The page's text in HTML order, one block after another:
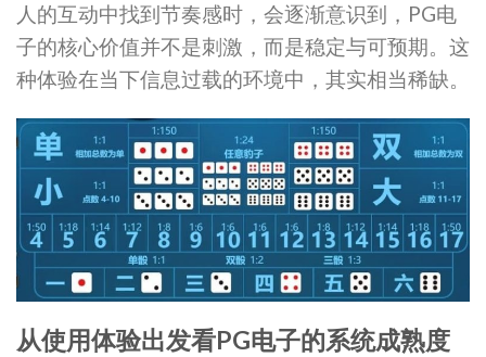
人的互动中找到节奏感时，会逐渐意识到，PG电
子的核心价值并不是刺激，而是稳定与可预期。这
种体验在当下信息过载的环境中，其实相当稀缺。
从使用体验出发看PG电子的系统成熟度